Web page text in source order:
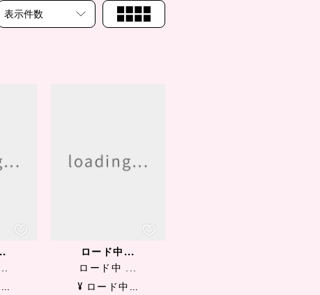
表示件数
ロード中...
ロード中 ...
¥ ロード中...